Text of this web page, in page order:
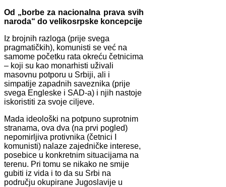
Od „borbe za nacionalna prava svih
naroda“ do velikosrpske koncepcije
Iz brojnih razloga (prije svega
pragmatičkih), komunisti se već na
samome početku rata okreću četnicima
– koji su kao monarhisti uživali
masovnu potporu u Srbiji, ali i
simpatije zapadnih saveznika (prije
svega Engleske i SAD-a) i njih nastoje
iskoristiti za svoje ciljeve.
Mada ideološki na potpuno suprotnim
stranama, ova dva (na prvi pogled)
nepomirljiva protivnika (četnici I
komunisti) nalaze zajedničke interese,
posebice u konkretnim situacijama na
terenu. Pri tomu se nikako ne smije
gubiti iz vida i to da su Srbi na
području okupirane Jugoslavije u